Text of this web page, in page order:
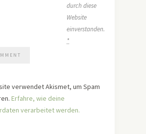
durch diese
Website
einverstanden.
*
verwendet Akismet, um Spam
Erfahre, wie deine
verarbeitet werden.